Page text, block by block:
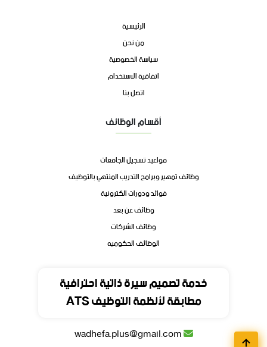
خدمة تصميم سيرة ذاتية احترافية
مطابقة لأنظمة التوظيف ATS
الرئيسية
من نحن
سياسة الخصوصية
اتفاقية الاستخدام
اتصل بنا
أقسام الوظائف
مواعيد تسجيل الجامعات
وظائف تمهير وبرامج التدريب المنتهي بالتوظيف
فوائد ودورات الكترونية
وظائف عن بعد
وظائف الشركات
الوظائف الحكوميه
المملكة العربية السعودية